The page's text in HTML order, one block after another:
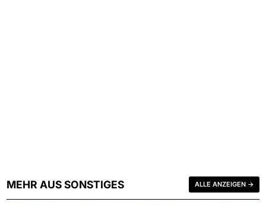
MEHR AUS SONSTIGES ALLE ANZEIGEN →